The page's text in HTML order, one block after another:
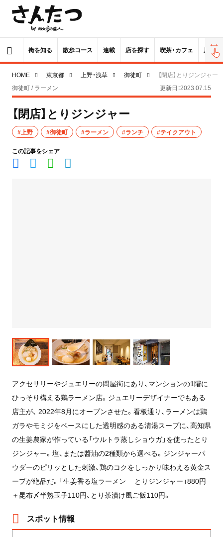
街を知る 散歩コース 連載 店を探す 喫茶・カフェ 居酒屋
HOME 東京都 上野・浅草 御徒町
【閉店】とりジンジャー
御徒町 / ラーメン
更新日：2023.07.15
【閉店】とりジンジャー
#上野 #御徒町 #ラーメン #ランチ #テイクアウト
この記事をシェア
アクセサリーやジュエリーの問屋街にあり、マンションの1階に
ひっそり構える鶏ラーメン店。ジュエリーデザイナーでもある
店主が、 2022年8月にオープンさせた。看板通り、ラーメンは鶏
ガラやモミジをベースにした透明感のある清湯スープに、高知県
の生姜農家が作っている「ウルトラ蒸しショウガ」を使ったとり
ジンジャー。塩、または醬油の2種類から選べる。ジンジャーパ
ウダーのピリッとした刺激、鶏のコクをしっかり味わえる黄金ス
ープが絶品だ。「生姜香る塩ラーメン とりジンジャー」880円
＋昆布〆半熟玉子110円、とり茶漬け風ご飯110円。
スポット情報